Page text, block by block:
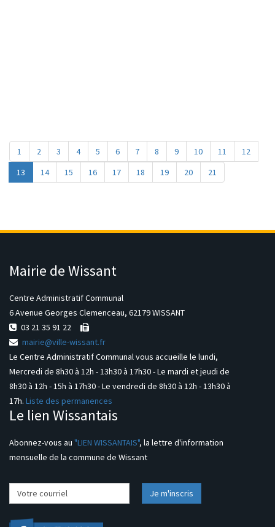
1 2 3 4 5 6 7 8 9 10 11
12
13
14 15 16 17 18 19 20 21
Mairie de Wissant
Centre Administratif Communal
6 Avenue Georges Clemenceau, 62179 WISSANT
03 21 35 91 22
mairie@ville-wissant.fr
Le Centre Administratif Communal vous accueille le lundi,
Mercredi de 8h30 à 12h - 13h30 à 17h30 - Le mardi et jeudi de
8h30 à 12h - 15h à 17h30 - Le vendredi de 8h30 à 12h - 13h30 à
17h. Liste des permanences
Le lien Wissantais
Abonnez-vous au "LIEN WISSANTAIS", la lettre d'information
mensuelle de la commune de Wissant